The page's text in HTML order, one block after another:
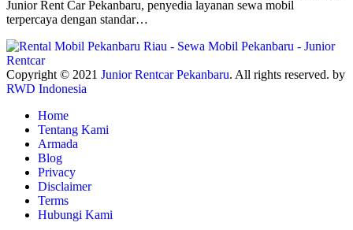
Junior Rent Car Pekanbaru, penyedia layanan sewa mobil
terpercaya dengan standar…
Copyright © 2021 Junior Rentcar Pekanbaru. All rights reserved. by
RWD Indonesia
Home
Tentang Kami
Armada
Blog
Privacy
Disclaimer
Terms
Hubungi Kami